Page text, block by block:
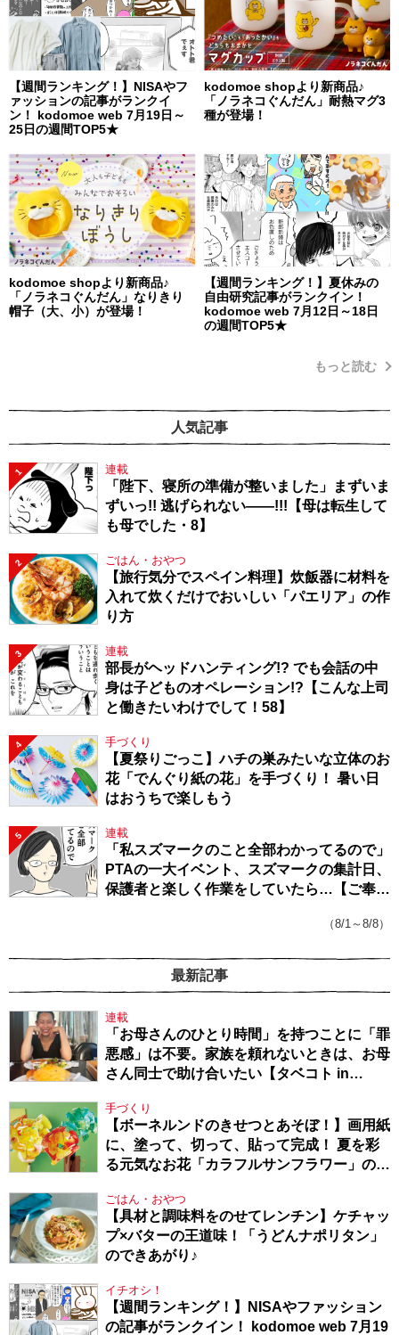
【週間ランキング！】NISAやフ
ァッションの記事がランクイ
ン！ kodomoe web 7月19日～
25日の週間TOP5★
kodomoe shopより新商品♪
「ノラネコぐんだん」耐熱マグ3
種が登場！
kodomoe shopより新商品♪
「ノラネコぐんだん」なりきり
帽子（大、小）が登場！
【週間ランキング！】夏休みの
自由研究記事がランクイン！
kodomoe web 7月12日～18日
の週間TOP5★
もっと読む
人気記事
1 連載
「陛下、寝所の準備が整いました」まずいま
ずいっ!! 逃げられない――!!!【母は転生して
も母でした・8】
2 ごはん・おやつ
【旅行気分でスペイン料理】炊飯器に材料を
入れて炊くだけでおいしい「パエリア」の作
り方
3 連載
部長がヘッドハンティング!? でも会話の中
身は子どものオペレーション!?【こんな上司
と働きたいわけでして！58】
4 手づくり
【夏祭りごっこ】ハチの巣みたいな立体のお
花「でんぐり紙の花」を手づくり！ 暑い日
はおうちで楽しもう
5 連載
「私スズマークのこと全部わかってるので」
PTAの一大イベント、スズマークの集計日、
保護者と楽しく作業をしていたら…【ご奉仕
（8/1～8/8）
最新記事
連載
「お母さんのひとり時間」を持つことに「罪
悪感」は不要。家族を頼れないときは、お母
さん同士で助け合いたい【タベコト in
手づくり
【ボーネルンドのきせつとあそぼ！】画用紙
に、塗って、切って、貼って完成！ 夏を彩
る元気なお花「カラフルサンフラワー」の作
ごはん・おやつ
【具材と調味料をのせてレンチン】ケチャッ
プ×バターの王道味！「うどんナポリタン」
のできあがり♪
イチオシ！
【週間ランキング！】NISAやファッション
の記事がランクイン！ kodomoe web 7月19